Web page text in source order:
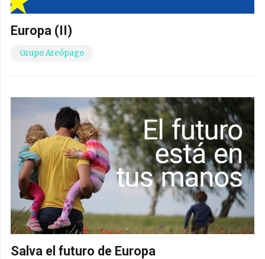
Europa (II)
Grupo Areópago
Salva el futuro de Europa